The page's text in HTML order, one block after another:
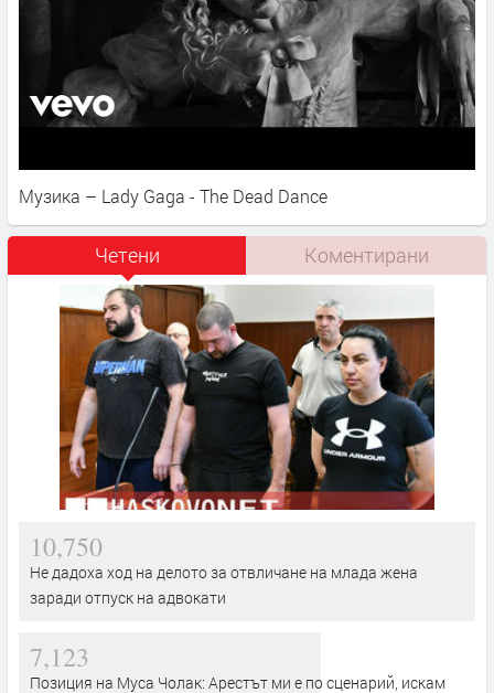
Музика – Lady Gaga - The Dead Dance
Четени Коментирани
10,750
Не дадоха ход на делото за отвличане на млада жена
заради отпуск на адвокати
7,123
Позиция на Муса Чолак: Арестът ми е по сценарий, искам